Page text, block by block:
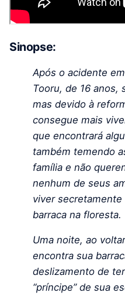
Sinopse:
Após o acidente
Tooru, de 16 anos,
mas devido à
consegue mais
que encontrará
também temendo
família e não
nenhum de seus
viver
barraca na floresta.
Uma noite, ao
encontra sua
deslizamento de
“príncipe” de sua